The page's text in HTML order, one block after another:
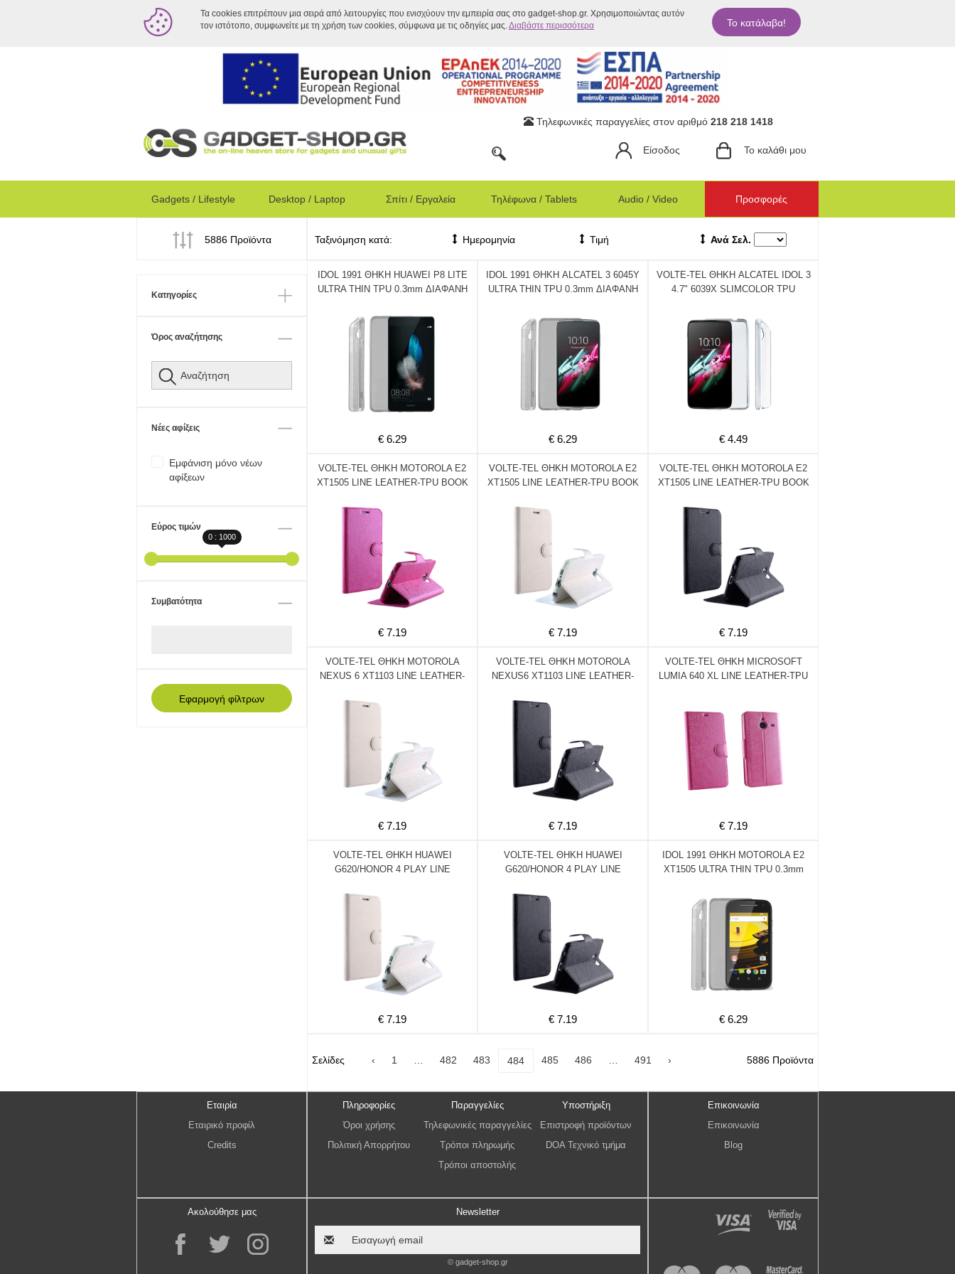
Τα cookies επιτρέπουν μια σειρά από λειτουργίες που ενισχύουν την εμπειρία σας στο gadget-shop.gr. Χρησιμοποιώντας αυτόν
τον ιστότοπο, συμφωνείτε με τη χρήση των cookies, σύμφωνα με τις οδηγίες μας.Διαβάστε περισσότερα Το κατάλαβα!
Τηλεφωνικές παραγγελίες στον αριθμό 218 218 1418
Είσοδος Το καλάθι μου
Gadgets / Lifestyle Desktop / Laptop Σπίτι / Εργαλεία Τηλέφωνα / Tablets Audio / Video Προσφορές
5886 Προϊόντα Ταξινόμηση κατά: Ημερομηνία Τιμή Ανά Σελ.
Κατηγορίες
Όρος αναζήτησης
Νέες αφίξεις
Εμφάνιση μόνο νέων
αφίξεων
Εύρος τιμών
0 : 1000
Συμβατότητα
IDOL 1991 ΘΗΚΗ HUAWEI P8 LITE
ULTRA THIN TPU 0.3mm ΔΙΑΦΑΝΗ
€ 6.29
IDOL 1991 ΘΗΚΗ ALCATEL 3 6045Y
ULTRA THIN TPU 0.3mm ΔΙΑΦΑΝΗ
€ 6.29
VOLTE-TEL ΘΗΚΗ ALCATEL IDOL 3
4.7" 6039X SLIMCOLOR TPU
€ 4.49
VOLTE-TEL ΘΗΚΗ MOTOROLA E2
XT1505 LINE LEATHER-TPU BOOK
€ 7.19
VOLTE-TEL ΘΗΚΗ MOTOROLA E2
XT1505 LINE LEATHER-TPU BOOK
€ 7.19
VOLTE-TEL ΘΗΚΗ MOTOROLA E2
XT1505 LINE LEATHER-TPU BOOK
€ 7.19
VOLTE-TEL ΘΗΚΗ MOTOROLA
NEXUS 6 XT1103 LINE LEATHER-
€ 7.19
VOLTE-TEL ΘΗΚΗ MOTOROLA
NEXUS6 XT1103 LINE LEATHER-
€ 7.19
VOLTE-TEL ΘΗΚΗ MICROSOFT
LUMIA 640 XL LINE LEATHER-TPU
€ 7.19
VOLTE-TEL ΘΗΚΗ HUAWEI
G620/HONOR 4 PLAY LINE
WHITE
€ 7.19
VOLTE-TEL ΘΗΚΗ HUAWEI
G620/HONOR 4 PLAY LINE
BLACK
€ 7.19
IDOL 1991 ΘΗΚΗ MOTOROLA E2
XT1505 ULTRA THIN TPU 0.3mm
€ 6.29
Σελίδες ‹ 1 482 483 484 485 486 491 › 5886 Προϊόντα
Εταιρία
Εταιρικό προφίλ
Credits
Πληροφορίες
Όροι χρήσης
Πολιτική Απορρήτου
Παραγγελίες
Τηλεφωνικές παραγγελίες
Τρόποι πληρωμής
Τρόποι αποστολής
Υποστήριξη
Επιστροφή προϊόντων
DOA Τεχνικό τμήμα
Επικοινωνία
Επικοινωνία
Blog
Ακολούθησε μας Newsletter
© gadget-shop.gr